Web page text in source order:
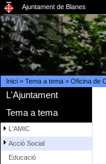
Ajuntament de Blanes
Inici> Tema a tema> Oficina de
L'Ajuntament
Tema a tema
L'AMIC
Acció Social
Educació